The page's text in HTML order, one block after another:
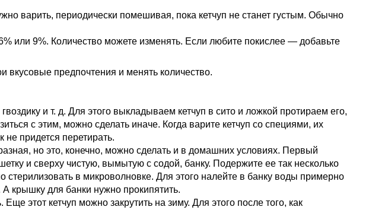
варить, периодически помешивая, пока кетчуп не станет густым. Обычно
или 9%. Количество можете изменять. Если любите покислее — добавьте
предпочтения и менять количество.
и т. д. Для этого выкладываем кетчуп в сито и ложкой протираем его,
с этим, можно сделать иначе. Когда варите кетчуп со специями, их
придется перетирать.
но это, конечно, можно сделать и в домашних условиях. Первый
и сверху чистую, вымытую с содой, банку. Подержите ее так несколько
в микроволновке. Для этого налейте в банку воды примерно
крышку для банки нужно прокипятить.
этот кетчуп можно закрутить на зиму. Для этого после того, как